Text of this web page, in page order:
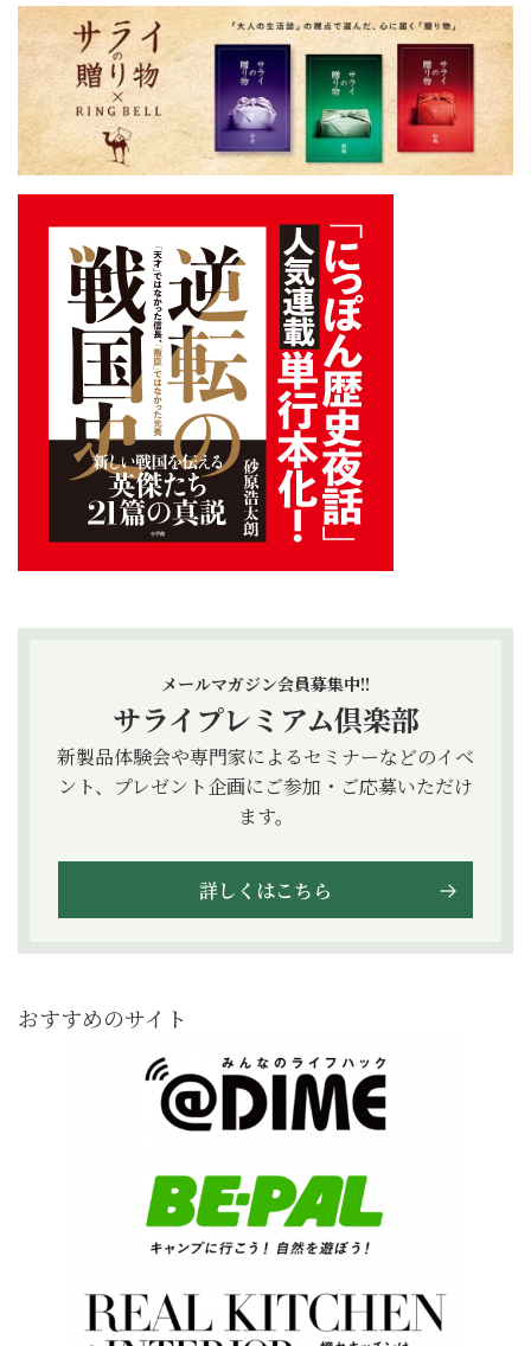
メールマガジン会員募集中!!
サライプレミアム倶楽部
新製品体験会や専門家によるセミナーなどのイベ
ント、プレゼント企画にご参加・ご応募いただけ
ます。
詳しくはこちら
おすすめのサイト